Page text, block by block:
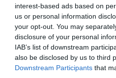
interest-based ads based on
us or personal information
your opt-out. You may
disclosure of your personal
IAB’s list of downstream
also be disclosed by us to third
Downstream Participants that